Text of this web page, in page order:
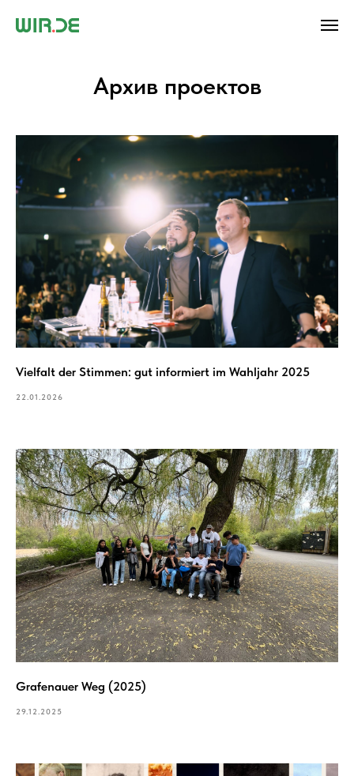
Архив проектов
Vielfalt der Stimmen: gut informiert im Wahljahr 2025
22.01.2026
Grafenauer Weg (2025)
29.12.2025